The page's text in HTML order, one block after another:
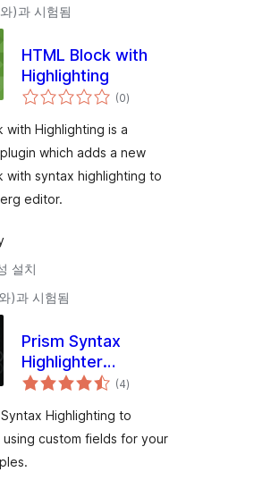
)과 시험됨
HTML Block with
Highlighting
(0전
체
점
)
with Highlighting is a
which adds a new
with syntax highlighting to
editor.
설치
)과 시험됨
Prism Syntax
Highlighter
(detached)
(4전
체
점
)
Highlighting to
using custom fields for your